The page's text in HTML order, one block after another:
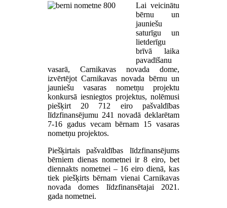
Lai veicinātu
bērnu un
jauniešu
saturīgu un
lietderīgu
brīvā laika
pavadīšanu
vasarā, Carnikavas novada dome,
izvērtējot Carnikavas novada bērnu un
jauniešu vasaras nometņu projektu
konkursā iesniegtos projektus, nolēmusi
piešķirt 20 712 eiro pašvaldības
līdzfinansējumu 241 novadā deklarētam
7-16 gadus vecam bērnam 15 vasaras
nometņu projektos.
Piešķirtais pašvaldības līdzfinansējums
bērniem dienas nometnei ir 8 eiro, bet
diennakts nometnei – 16 eiro dienā, kas
tiek piešķirts bērnam vienai Carnikavas
novada domes līdzfinansētajai 2021.
gada nometnei.